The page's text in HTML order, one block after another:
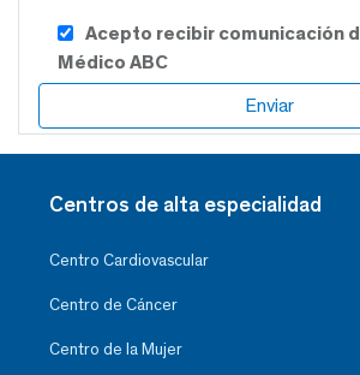
Acepto recibir comunicación
Médico ABC
Centros de alta especialidad
Centro Cardiovascular
Centro de Cáncer
Centro de la Mujer